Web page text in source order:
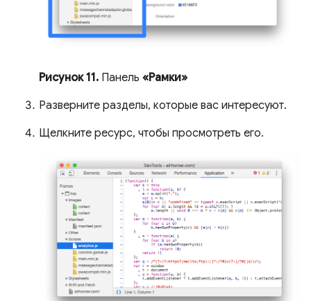
Рисунок 11. Панель «Рамки»
Разверните разделы, которые вас интересуют.
Щелкните ресурс, чтобы просмотреть его.